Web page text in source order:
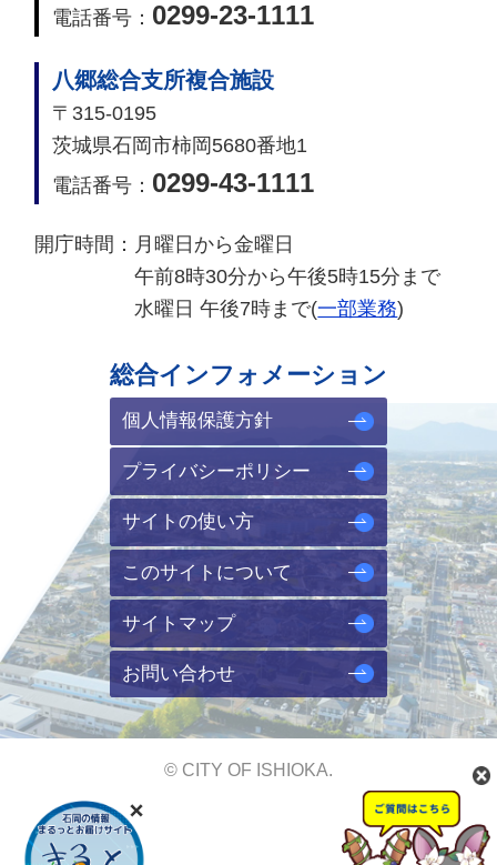
電話番号： 0299-23-1111
八郷総合支所複合施設
〒315-0195
茨城県石岡市柿岡5680番地1
電話番号： 0299-43-1111
開庁時間： 月曜日から金曜日
午前8時30分から午後5時15分まで
水曜日 午後7時まで(一部業務)
総合インフォメーション
個人情報保護方針
プライバシーポリシー
サイトの使い方
このサイトについて
サイトマップ
お問い合わせ
© CITY OF ISHIOKA.